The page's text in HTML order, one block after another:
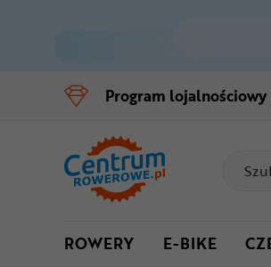
Menu główne
Informacje o produkcie
Do koszyka
Szczegółowe informacje
Program lojalnościowy
ROWERY E-BIKE